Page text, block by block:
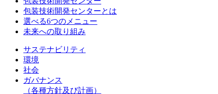
包装技術開発センターとは
選べる6つのメニュー
未来への取り組み
サステナビリティ
環境
社会
ガバナンス
（各種方針及び計画）